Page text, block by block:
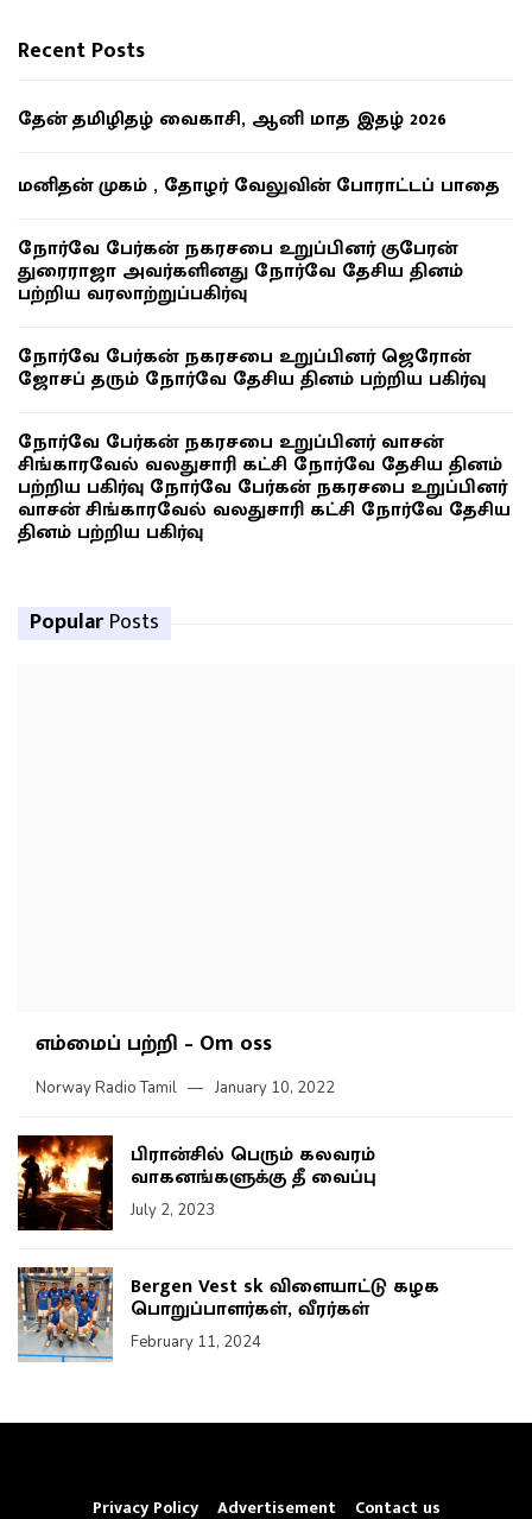
Recent Posts
தேன் தமிழிதழ் வைகாசி, ஆனி மாத இதழ் 2026
மனிதன் முகம் , தோழர் வேலுவின் போராட்டப் பாதை
நோர்வே பேர்கன் நகரசபை உறுப்பினர் குபேரன்
துரைராஜா அவர்களினது நோர்வே தேசிய தினம்
பற்றிய வரலாற்றுப்பகிர்வு
நோர்வே பேர்கன் நகரசபை உறுப்பினர் ஜெரோன்
ஜோசப் தரும் நோர்வே தேசிய தினம் பற்றிய பகிர்வு
நோர்வே பேர்கன் நகரசபை உறுப்பினர் வாசன்
சிங்காரவேல் வலதுசாரி கட்சி நோர்வே தேசிய தினம்
பற்றிய பகிர்வு நோர்வே பேர்கன் நகரசபை உறுப்பினர்
வாசன் சிங்காரவேல் வலதுசாரி கட்சி நோர்வே தேசிய
தினம் பற்றிய பகிர்வு
Popular Posts
எம்மைப் பற்றி – Om oss
Norway Radio Tamil January 10, 2022
பிரான்சில் பெரும் கலவரம்
வாகனங்களுக்கு தீ வைப்பு
July 2, 2023
Bergen Vest sk விளையாட்டு கழக
பொறுப்பாளர்கள், வீரர்கள்
February 11, 2024
Privacy Policy Advertisement Contact us